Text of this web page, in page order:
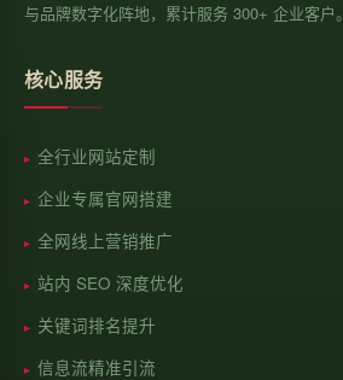
与品牌数字化阵地，累计服务 300+ 企业客户。
核心服务
全行业网站定制
企业专属官网搭建
全网线上营销推广
站内 SEO 深度优化
关键词排名提升
信息流精准引流